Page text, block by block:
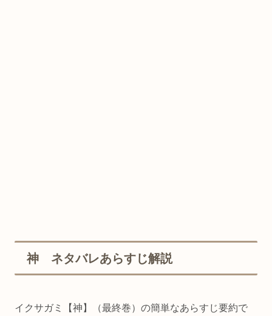
神 ネタバレあらすじ解説
イクサガミ【神】（最終巻）の簡単なあらすじ要約で